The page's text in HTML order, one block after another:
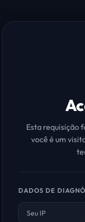
Esta requisição
você é um
DADOS DE
Seu IP